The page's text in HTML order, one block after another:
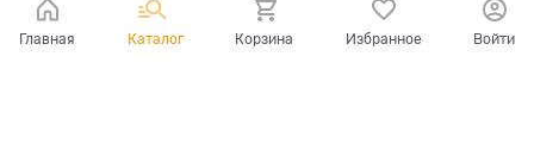
Главная Каталог Корзина Избранное Войти